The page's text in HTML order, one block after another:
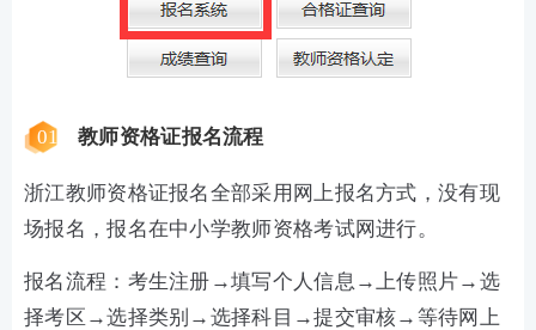
01 教师资格证报名流程
浙江教师资格证报名全部采用网上报名方式，没有现
场报名，报名在中小学教师资格考试网进行。
报名流程：考生注册→填写个人信息→上传照片→选
择考区→选择类别→选择科目→提交审核→等待网上